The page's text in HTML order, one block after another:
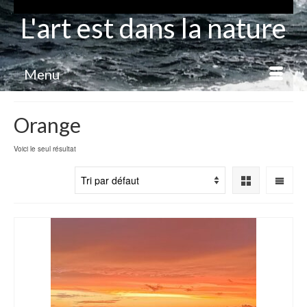
L'art est dans la nature
Menu
Orange
Voici le seul résultat